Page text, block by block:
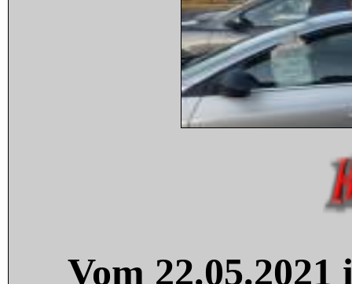
Vom